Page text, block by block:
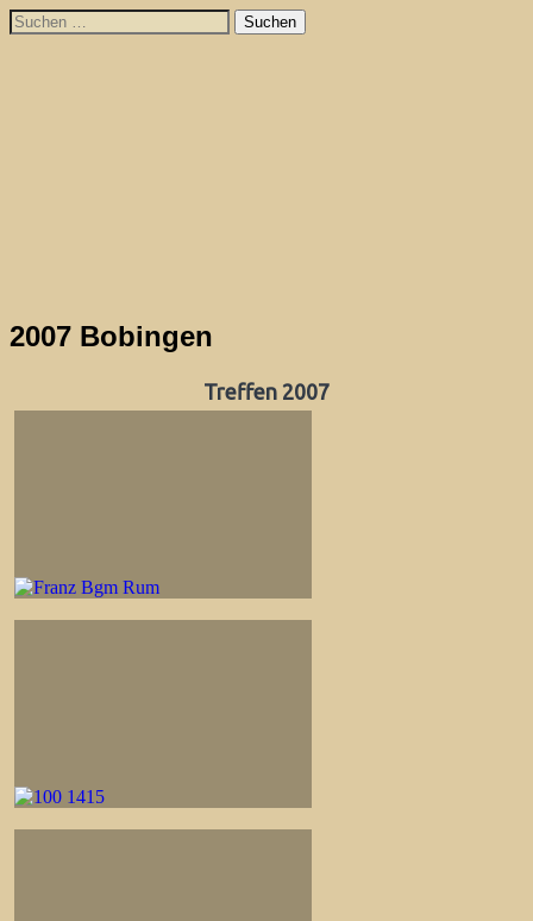
Skip
to
Suchen
nach:
2007 Bobingen
Treffen 2007